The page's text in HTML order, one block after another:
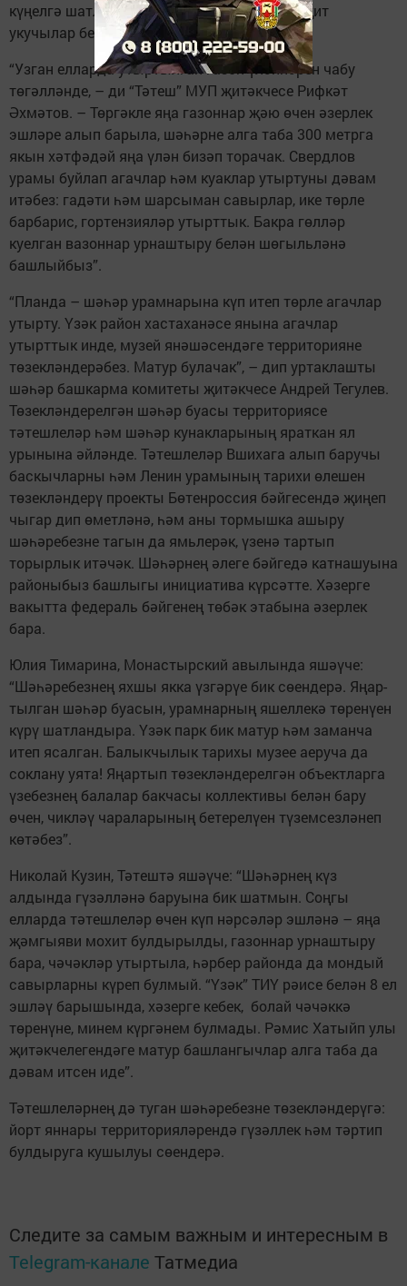
күңелгә шатлык өсти”, – дип уртаклаша гәҗит
укучылар безнең белән.
“Узган елларда утыртылган газон үләннәрен чабу
төгәлләнде, – ди “Тәтеш” МУП җитәкчесе Рифкәт
Әхмәтов. – Төргәкле яңа газоннар җәю өчен әзерлек
эшләре алып барыла, шәһәрне алга таба 300 метрга
якын хәтфәдәй яңа үлән бизәп торачак. Свердлов
урамы буйлап агачлар һәм куаклар утыртуны дәвам
итәбез: гадәти һәм шарсыман савырлар, ике төрле
барбарис, гортензияләр утырттык. Бакра гөлләр
куелган вазоннар урнаштыру белән шөгыльләнә
башлыйбыз”.
“Планда – шәһәр урамнарына күп итеп төрле агачлар
утырту. Үзәк район хастаханәсе янына агачлар
утырттык инде, музей янәшәсендәге территорияне
төзекләндерәбез. Матур булачак”, – дип уртаклашты
шәһәр башкарма комитеты җитәкчесе Андрей Тегулев.
Төзекләндерелгән шәһәр буасы территориясе
тәтешлеләр һәм шәһәр кунакларының яраткан ял
урынына әйләнде. Тәтешлеләр Вшихага алып ба­ручы
баскычларны һәм Ленин урамының тарихи өлешен
төзекләндерү проекты Бөтенроссия бәйгесендә җиңеп
чыгар дип өметләнә, һәм аны тормышка ашыру
шәһәребезне тагын да ямьлерәк, үзенә тартып
торырлык итәчәк. Шәһәрнең әлеге бәйгедә катнашуына
районыбыз башлыгы инициатива күрсәтте. Хәзерге
вакытта федераль бәйгенең төбәк этабына әзерлек
бара.
Юлия Тимарина, Монастырский авылында яшәүче:
“Шәһәребезнең яхшы якка үзгәрүе бик сөендерә. Яңар­
тылган шәһәр буасын, урамнарның яшеллекә төре­нүен
күрү шатландыра. Үзәк парк бик матур һәм заманча
итеп ясалган. Балыкчылык тарихы музее аеруча да
соклану уята! Яңартып төзекләндерелгән объектларга
үзебезнең балалар бакчасы коллективы белән бару
өчен, чикләү чараларының бетерелүен түземсезләнеп
көтәбез”.
Николай Кузин, Тәтештә яшәүче: “Шәһәрнең күз
алдында гүзәлләнә баруына бик шатмын. Соңгы
елларда тәтешлеләр өчен күп нәрсәләр эшләнә – яңа
җәмгыяви мохит булдырылды, газоннар урнаштыру
бара, чәчәкләр утыртыла, һәрбер районда да мондый
савырларны күреп булмый. “Үзәк” ТИҮ рәисе белән 8 ел
эшләү барышында, хәзерге кебек, болай чәчәккә
төренүне, минем күргәнем булмады. Рәмис Хатыйп улы
җитәкчелегендәге матур башлангычлар алга таба да
дәвам итсен иде”.
Тәтешлеләрнең дә ­туган шәһәребезне төзек­лән­дерүгә:
йорт яннары тер­риторияләрендә гүзәллек һәм тәртип
булдыруга кушылуы сөендерә.
Следите за самым важным и интересным в
Telegram-канале Татмедиа